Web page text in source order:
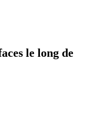
le long de